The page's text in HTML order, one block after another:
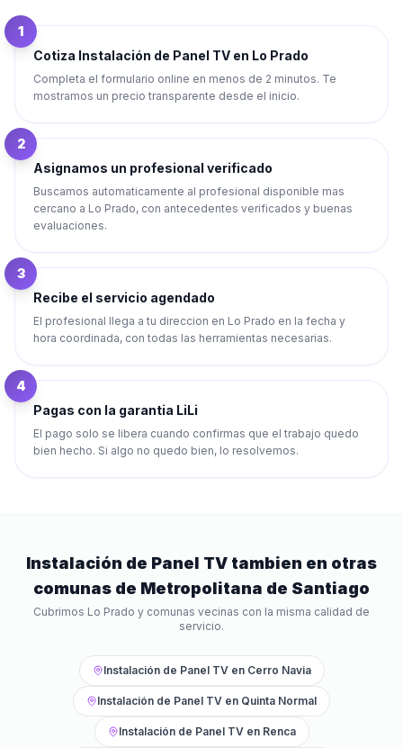
1
Cotiza Instalación de Panel TV en Lo Prado
Completa el formulario online en menos de 2 minutos. Te
mostramos un precio transparente desde el inicio.
2
Asignamos un profesional verificado
Buscamos automaticamente al profesional disponible mas
cercano a Lo Prado, con antecedentes verificados y buenas
evaluaciones.
3
Recibe el servicio agendado
El profesional llega a tu direccion en Lo Prado en la fecha y
hora coordinada, con todas las herramientas necesarias.
4
Pagas con la garantia LiLi
El pago solo se libera cuando confirmas que el trabajo quedo
bien hecho. Si algo no quedo bien, lo resolvemos.
Instalación de Panel TV tambien en otras
comunas de Metropolitana de Santiago
Cubrimos Lo Prado y comunas vecinas con la misma calidad de
servicio.
Instalación de Panel TVen Cerro Navia
Instalación de Panel TV en Quinta Normal
Instalación de Panel TVen Renca